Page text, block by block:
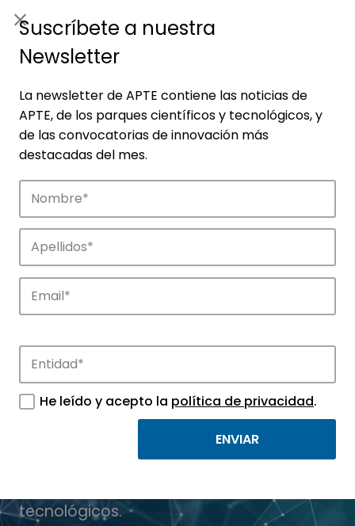
Noticias
Conoce las noticias más destacadas de
tecnológicos.
Suscríbete a nuestra
Newsletter
La newsletter de APTE contiene las noticias de
APTE, de los parques científicos y tecnológicos, y
de las convocatorias de innovación más
destacadas del mes.
He leído y acepto la política de privacidad.